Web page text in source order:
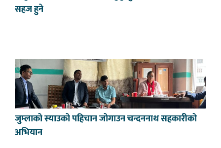
सहज हुने
जुम्लाको स्याउको पहिचान जोगाउन चन्दननाथ सहकारीको
अभियान